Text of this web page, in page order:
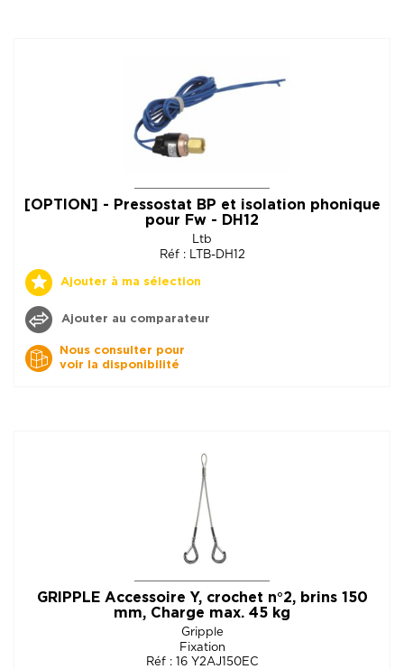
[OPTION] - Pressostat BP et isolation phonique
pour Fw - DH12
Ltb
Réf : LTB-DH12
Ajouter à ma sélection
Ajouter au comparateur
Nous consulter pour
voir la disponibilité
GRIPPLE Accessoire Y, crochet n°2, brins 150
mm, Charge max. 45 kg
Gripple
Fixation
Réf : 16 Y2AJ150EC